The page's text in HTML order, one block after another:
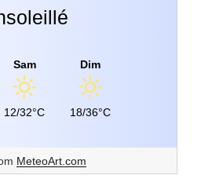
Sam
12/32°C
Dim
18/36°C
MeteoArt.com